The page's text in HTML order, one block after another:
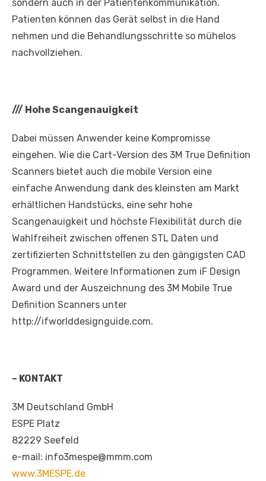
sondern auch in der Patientenkommunikation.
Patienten können das Gerät selbst in die Hand
nehmen und die Behandlungsschritte so mühelos
nachvollziehen.
/// Hohe Scangenauigkeit
Dabei müssen Anwender keine Kompromisse
eingehen. Wie die Cart-Version des 3M True Definition
Scanners bietet auch die mobile Version eine
einfache Anwendung dank des kleinsten am Markt
erhältlichen Handstücks, eine sehr hohe
Scangenauigkeit und höchste Flexibilität durch die
Wahlfreiheit zwischen offenen STL Daten und
zertifizierten Schnittstellen zu den gängigsten CAD
Programmen. Weitere Informationen zum iF Design
Award und der Auszeichnung des 3M Mobile True
Definition Scanners unter
http://ifworlddesignguide.com.
– KONTAKT
3M Deutschland GmbH
ESPE Platz
82229 Seefeld
e-mail: info3mespe@mmm.com
www.3MESPE.de